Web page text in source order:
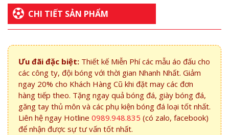
CHI TIẾT SẢN PHẨM
Ưu đãi đặc biệt: Thiết kế Miễn Phí các mẫu áo đấu cho
các công ty, đội bóng với thời gian Nhanh Nhất. Giảm
ngay 20% cho Khách Hàng Cũ khi đặt may các đơn
hàng tiếp theo. Tặng ngay quả bóng đá, giày bóng đá,
găng tay thủ môn và các phụ kiện bóng đá loại tốt nhất.
Liên hệ ngay Hotline 0989.948.835 (có zalo, facebook)
để nhận được sự tư vấn tốt nhất.